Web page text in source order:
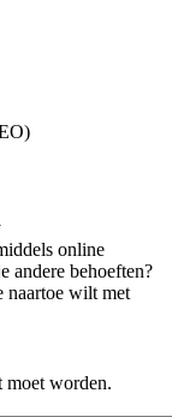
online
andere behoeften?
naartoe wilt met
worden.